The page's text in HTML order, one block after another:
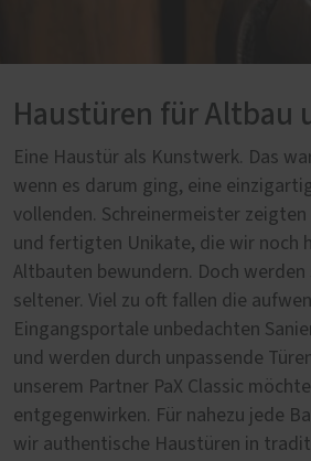
Haustüren für Altbau
Eine Haustür als Kunstwerk. Das
wenn es darum ging, eine
vollenden. Schreinermeister zeigten
und fertigten Unikate, die wir noch
Altbauten bewundern. Doch
seltener. Viel zu oft fallen die
Eingangsportale unbedachten
und werden durch unpassende
unserem Partner PaX Classic
entgegenwirken. Für nahezu jede
wir authentische Haustüren in